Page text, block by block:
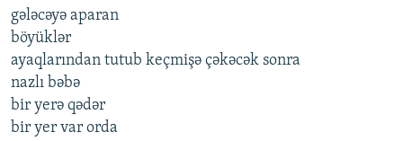
gələcəyə aparan
böyüklər
ayaqlarından tutub keçmişə çəkəcək sonra
nazlı bəbə
bir yerə qədər
bir yer var orda